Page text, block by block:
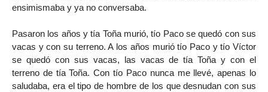
ensimismaba y ya no conversaba.
Pasaron los años y tía Toña murió, tío Paco se quedó con sus
vacas y con su terreno. A los años murió tío Paco y tío Víctor
se quedó con sus vacas, las vacas de tía Toña y con el
terreno de tía Toña. Con tío Paco nunca me llevé, apenas lo
saludaba, era el tipo de hombre de los que desnudan con sus